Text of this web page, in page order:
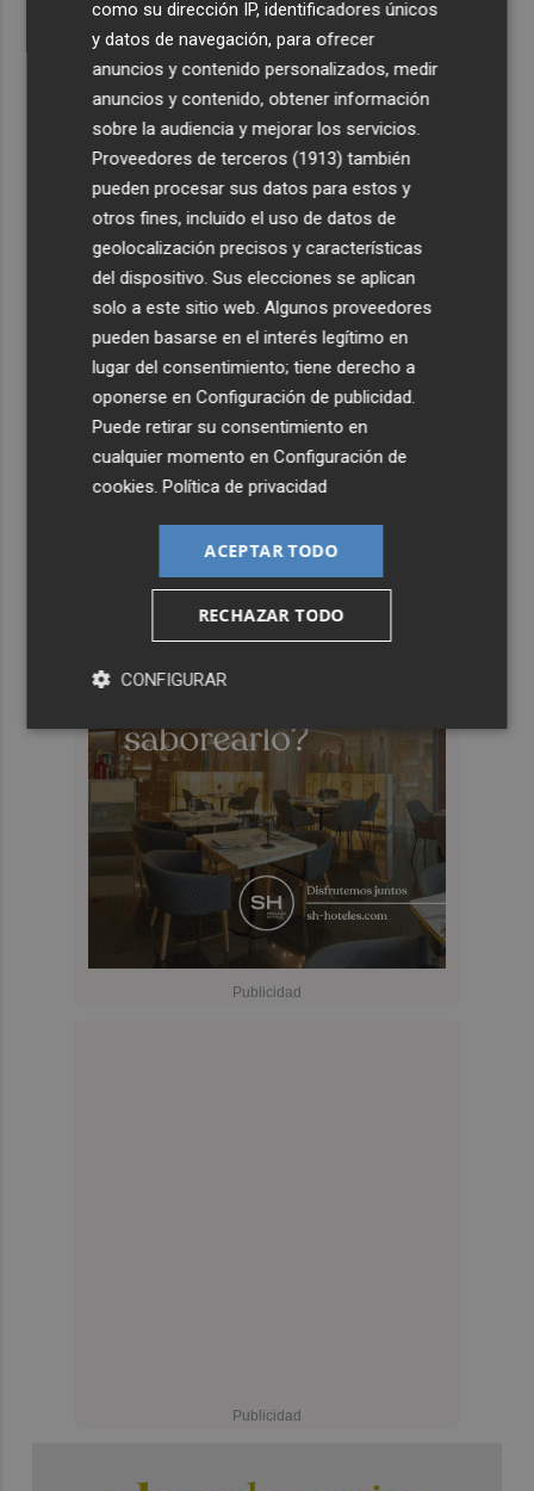
como su dirección IP, identificadores únicos
y datos de navegación, para ofrecer
anuncios y contenido personalizados, medir
anuncios y contenido, obtener información
sobre la audiencia y mejorar los servicios.
Proveedores de terceros (1913) también
pueden procesar sus datos para estos y
otros fines, incluido el uso de datos de
geolocalización precisos y características
del dispositivo. Sus elecciones se aplican
solo a este sitio web. Algunos proveedores
pueden basarse en el interés legítimo en
lugar del consentimiento; tiene derecho a
oponerse enConfiguración de publicidad.
Puede retirar su consentimiento en
cualquier momento enConfiguración de
cookies.Política de privacidad
ACEPTAR TODO
RECHAZAR TODO
CONFIGURAR